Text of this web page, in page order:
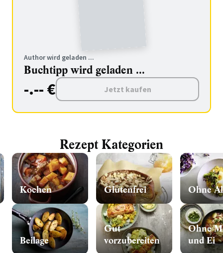
Author wird geladen ...
Buchtipp wird geladen ...
-.-- € Jetzt kaufen
Rezept Kategorien
Kochen
Beilage
Glutenfrei
Gut
vorzubereiten
Ohne
Ohne
und Ei